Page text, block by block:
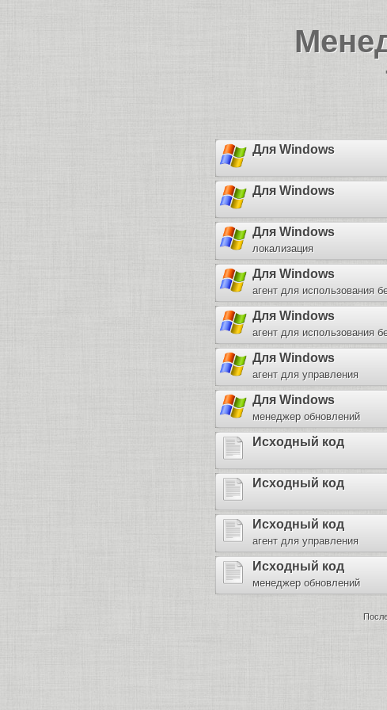
Для Windows
Для Windows
Для Windows
локализация
Для Windows
агент для использования
Для Windows
агент для использования
Для Windows
агент для управления
Для Windows
менеджер обновлений
Исходный код
Исходный код
Исходный код
агент для управления
Исходный код
менеджер обновлений